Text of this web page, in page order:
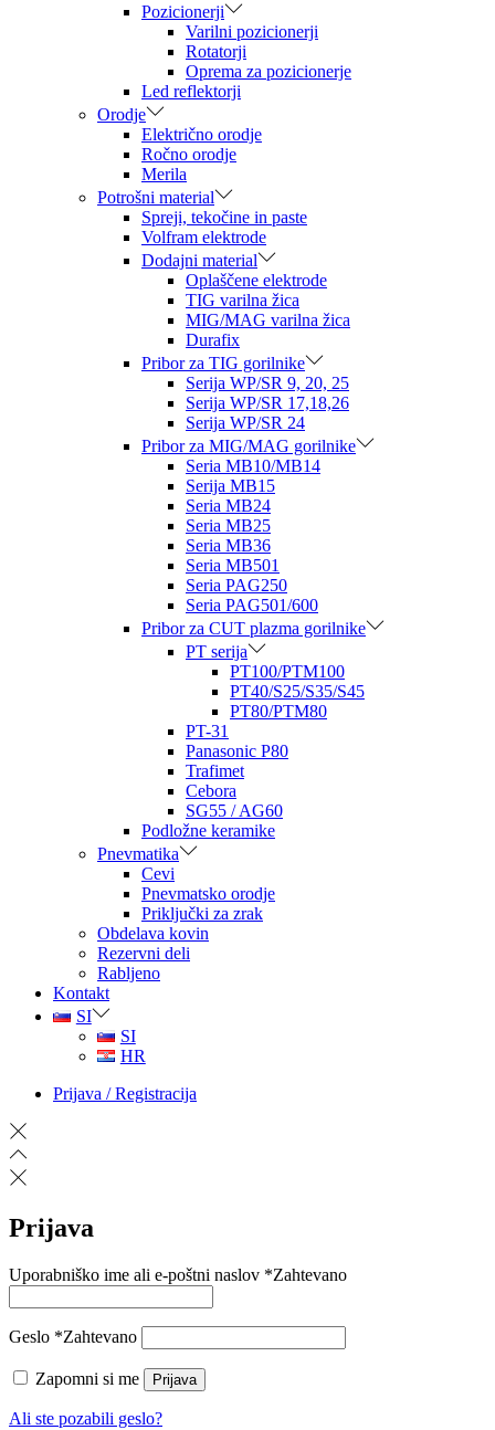
Pozicionerji
Varilni pozicionerji
Rotatorji
Oprema za pozicionerje
Led reflektorji
Orodje
Električno orodje
Ročno orodje
Merila
Potrošni material
Spreji, tekočine in paste
Volfram elektrode
Dodajni material
Oplaščene elektrode
TIG varilna žica
MIG/MAG varilna žica
Durafix
Pribor za TIG gorilnike
Serija WP/SR 9, 20, 25
Serija WP/SR 17,18,26
Serija WP/SR 24
Pribor za MIG/MAG gorilnike
Seria MB10/MB14
Serija MB15
Seria MB24
Seria MB25
Seria MB36
Seria MB501
Seria PAG250
Seria PAG501/600
Pribor za CUT plazma gorilnike
PT serija
PT100/PTM100
PT40/S25/S35/S45
PT80/PTM80
PT-31
Panasonic P80
Trafimet
Cebora
SG55 / AG60
Podložne keramike
Pnevmatika
Cevi
Pnevmatsko orodje
Priključki za zrak
Obdelava kovin
Rezervni deli
Rabljeno
Kontakt
SI
SI
HR
Prijava / Registracija
Prijava
Uporabniško ime ali e-poštni naslov *Zahtevano
Geslo *Zahtevano
Zapomni si me Prijava
Ali ste pozabili geslo?